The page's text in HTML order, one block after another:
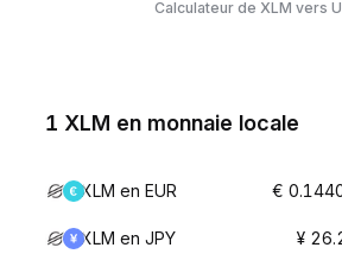
Calculateur de XLM vers
1 XLM en monnaie locale
XLM en EUR €
XLM en JPY ¥